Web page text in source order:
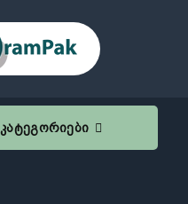
Კატეგორიები